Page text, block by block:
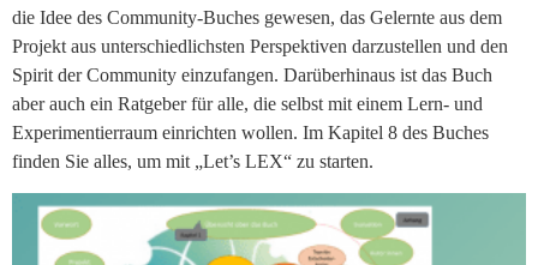
die Idee des Community-Buches gewesen, das Gelernte aus dem
Projekt aus unterschiedlichsten Perspektiven darzustellen und den
Spirit der Community einzufangen. Darüberhinaus ist das Buch
aber auch ein Ratgeber für alle, die selbst mit einem Lern- und
Experimentierraum einrichten wollen. Im Kapitel 8 des Buches
finden Sie alles, um mit „Let’s LEX“ zu starten.